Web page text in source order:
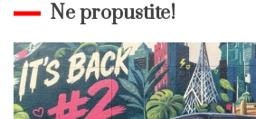
Ne propustite!